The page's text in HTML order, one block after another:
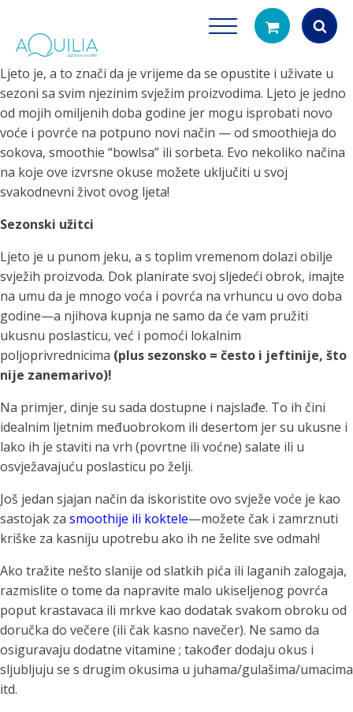
Products
search
Ljeto je, a to znači da je vrijeme da se opustite i uživate u
sezoni sa svim njezinim svježim proizvodima. Ljeto je jedno
od mojih omiljenih doba godine jer mogu isprobati novo
voće i povrće na potpuno novi način — od smoothieja do
sokova, smoothie “bowlsa” ili sorbeta. Evo nekoliko načina
na koje ove izvrsne okuse možete uključiti u svoj
svakodnevni život ovog ljeta!
Sezonski užitci
Ljeto je u punom jeku, a s toplim vremenom dolazi obilje
svježih proizvoda. Dok planirate svoj sljedeći obrok, imajte
na umu da je mnogo voća i povrća na vrhuncu u ovo doba
godine—a njihova kupnja ne samo da će vam pružiti
ukusnu poslasticu, već i pomoći lokalnim
poljoprivrednicima (plus sezonsko = često i jeftinije, što
nije zanemarivo)!
Na primjer, dinje su sada dostupne i najslađe. To ih čini
idealnim ljetnim međuobrokom ili desertom jer su ukusne i
lako ih je staviti na vrh (povrtne ili voćne) salate ili u
osvježavajuću poslasticu po želji.
Još jedan sjajan način da iskoristite ovo svježe voće je kao
sastojak za smoothije ili koktele—možete čak i zamrznuti
kriške za kasniju upotrebu ako ih ne želite sve odmah!
Ako tražite nešto slanije od slatkih pića ili laganih zalogaja,
razmislite o tome da napravite malo ukiseljenog povrća
poput krastavaca ili mrkve kao dodatak svakom obroku od
doručka do večere (ili čak kasno navečer). Ne samo da
osiguravaju dodatne vitamine ; također dodaju okus i
sljubljuju se s drugim okusima u juhama/gulašima/umacima
itd.
Tuš glave
filtriranje vode za tuširanje
Vrčevi za
Potpuno prijenosno
čistu vodu za